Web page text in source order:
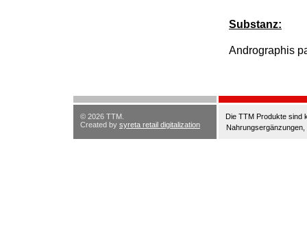
Substanz:
Andrographis
© 2026 TTM.
Created by syreta retail digitalization
Die TTM Produkte sind